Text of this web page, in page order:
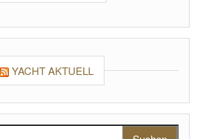
YACHT AKTUELL